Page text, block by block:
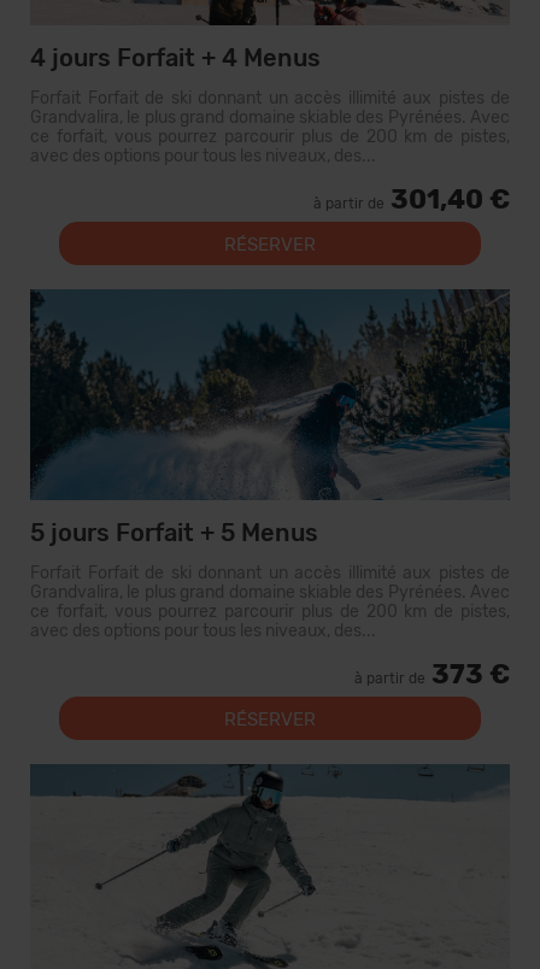
4 jours Forfait + 4 Menus
Forfait Forfait de ski donnant un accès illimité aux pistes de
Grandvalira, le plus grand domaine skiable des Pyrénées. Avec
ce forfait, vous pourrez parcourir plus de 200 km de pistes,
avec des options pour tous les niveaux, des...
à partir de 301,40 €
RÉSERVER
5 jours Forfait + 5 Menus
Forfait Forfait de ski donnant un accès illimité aux pistes de
Grandvalira, le plus grand domaine skiable des Pyrénées. Avec
ce forfait, vous pourrez parcourir plus de 200 km de pistes,
avec des options pour tous les niveaux, des...
à partir de 373 €
RÉSERVER